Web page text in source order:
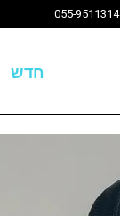
055-9511314
חדש